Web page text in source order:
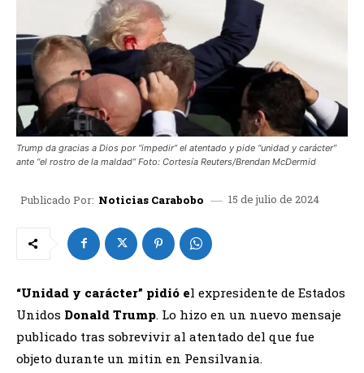
Trump da gracias a Dios por “impedir” el atentado y pide “unidad y carácter”
ante “el rostro de la maldad” Foto: Cortesía Reuters/Brendan McDermid
Publicado Por: Noticias Carabobo 15 de julio de 2024
“Unidad y carácter” pidió el expresidente de Estados
Unidos Donald Trump. Lo hizo en un nuevo mensaje
publicado tras sobrevivir al atentado del que fue
objeto durante un mitin en Pensilvania.